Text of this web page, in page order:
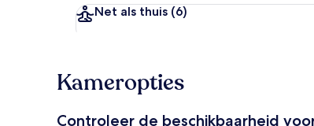
Net als thuis (6)
Kameropties
Controleer de beschikbaarheid